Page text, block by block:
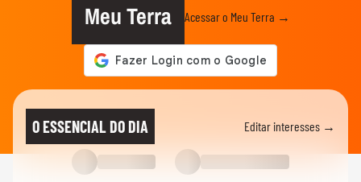
Meu Terra Acessar o Meu Terra →
O ESSENCIAL DO DIA Editar interesses →